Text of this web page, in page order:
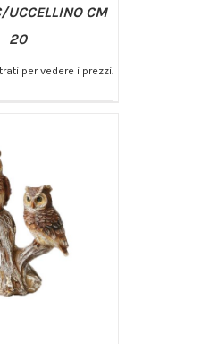
UCCELLINO CM
20
per vedere i prezzi.